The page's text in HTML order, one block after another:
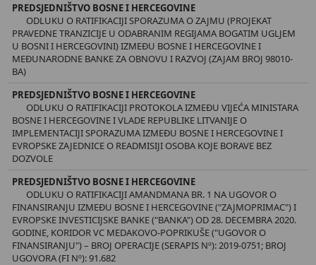
PREDSJEDNIŠTVO BOSNE I HERCEGOVINE
ODLUKU O RATIFIKACIJI SPORAZUMA O ZAJMU (PROJEKAT
PRAVEDNE TRANZICIJE U ODABRANIM REGIJAMA BOGATIM UGLJEM
U BOSNI I HERCEGOVINI) IZMEĐU BOSNE I HERCEGOVINE I
MEĐUNARODNE BANKE ZA OBNOVU I RAZVOJ (ZAJAM BROJ 98010-
BA)
PREDSJEDNIŠTVO BOSNE I HERCEGOVINE
ODLUKU O RATIFIKACIJI PROTOKOLA IZMEĐU VIJEĆA MINISTARA
BOSNE I HERCEGOVINE I VLADE REPUBLIKE LITVANIJE O
IMPLEMENTACIJI SPORAZUMA IZMEĐU BOSNE I HERCEGOVINE I
EVROPSKE ZAJEDNICE O READMISIJI OSOBA KOJE BORAVE BEZ
DOZVOLE
PREDSJEDNIŠTVO BOSNE I HERCEGOVINE
ODLUKU O RATIFIKACIJI AMANDMANA BR. 1 NA UGOVOR O
FINANSIRANJU IZMEĐU BOSNE I HERCEGOVINE ("ZAJMOPRIMAC") I
EVROPSKE INVESTICIJSKE BANKE ("BANKA") OD 28. DECEMBRA 2020.
GODINE, KORIDOR VC MEDAKOVO-POPRIKUŠE ("UGOVOR O
FINANSIRANJU") – BROJ OPERACIJE (SERAPIS Nº): 2019-0751; BROJ
UGOVORA (FI Nº): 91.682